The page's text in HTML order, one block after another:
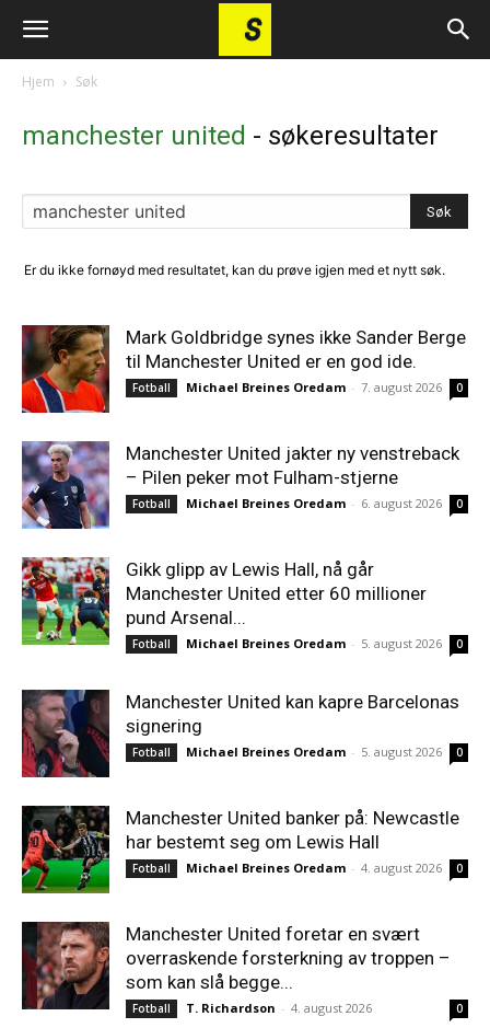
Hjem Søk
manchester united - søkeresultater
Er du ikke fornøyd med resultatet, kan du prøve igjen med et nytt søk.
Mark Goldbridge synes ikke Sander Berge
til Manchester United er en god ide.
Fotball Michael Breines Oredam - 7. august 2026 0
Manchester United jakter ny venstreback
– Pilen peker mot Fulham-stjerne
Fotball Michael Breines Oredam - 6. august 2026 0
Gikk glipp av Lewis Hall, nå går
Manchester United etter 60 millioner
pund Arsenal...
Fotball Michael Breines Oredam - 5. august 2026 0
Manchester United kan kapre Barcelonas
signering
Fotball Michael Breines Oredam - 5. august 2026 0
Manchester United banker på: Newcastle
har bestemt seg om Lewis Hall
Fotball Michael Breines Oredam - 4. august 2026 0
Manchester United foretar en svært
overraskende forsterkning av troppen –
som kan slå begge...
Fotball T. Richardson - 4. august 2026 0